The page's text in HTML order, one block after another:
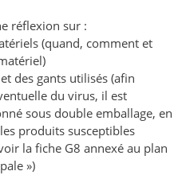
réflexion sur :
(quand, comment et
des gants utilisés (afin
du virus, il est
sous double emballage, en
produits susceptibles
la fiche G8 annexé au plan
»)